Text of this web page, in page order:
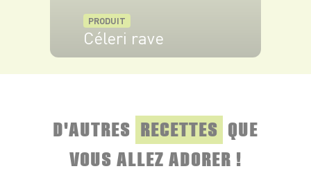
PRODUIT
Céleri rave
D'AUTRES RECETTES QUE
VOUS ALLEZ ADORER !